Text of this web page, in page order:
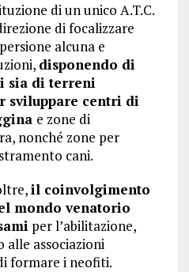
di un unico A.T.C.
di focalizzare
alcuna e
disponendo di
sia di terreni
sviluppare centri di
e zone di
nonché zone per
cani.
il coinvolgimento
mondo venatorio
per l’abilitazione,
associazioni
formare i neofiti.